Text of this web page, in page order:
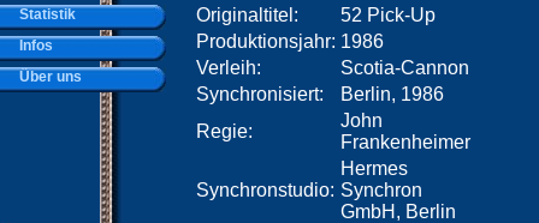
Originaltitel:
52 Pick-Up
Produktionsjahr: 1986
Verleih:
Scotia-Cannon
Synchronisiert:
Berlin, 1986
Regie:
John
Frankenheimer
Synchronstudio:
Hermes
Synchron
GmbH, Berlin
Statistik
Infos
Über uns